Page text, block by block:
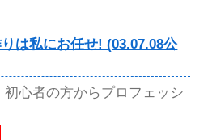
は私にお任せ! (03.07.08公
心者の方からプロフェッシ